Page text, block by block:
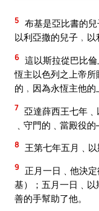
5 布基是亞比書的
以利亞撒的兒子﹐
6 這以斯拉從巴比
恆主以色列之上帝
的﹐因為永恆主他的
7 亞達薛西王七年
﹑守門的﹑當殿役
8 王第七年五月﹑以
9
正月一日﹑他決
基）；五月一日﹑
善的手幫助了他。